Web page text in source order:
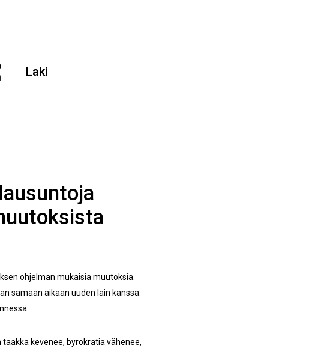
Laki
ohjelman mukaisia muutoksia.
samaan aikaan uuden lain kanssa.
kevenee, byrokratia vähenee,